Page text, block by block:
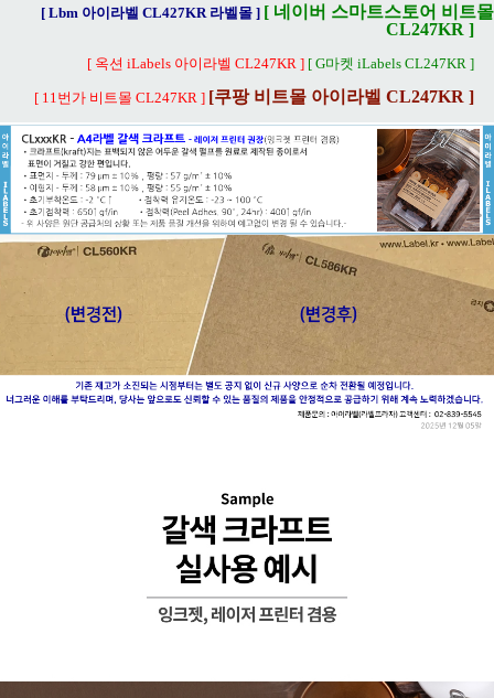
[ Lbm 아이라벨 CL427KR 라벨몰 ] [ 네이버 스마트스토어 비트몰
CL247KR ]
[ 옥션 iLabels 아이라벨 CL247KR ] [ G마켓 iLabels CL247KR ]
[ 11번가 비트몰 CL247KR ] [쿠팡 비트몰 아이라벨 CL247KR ]